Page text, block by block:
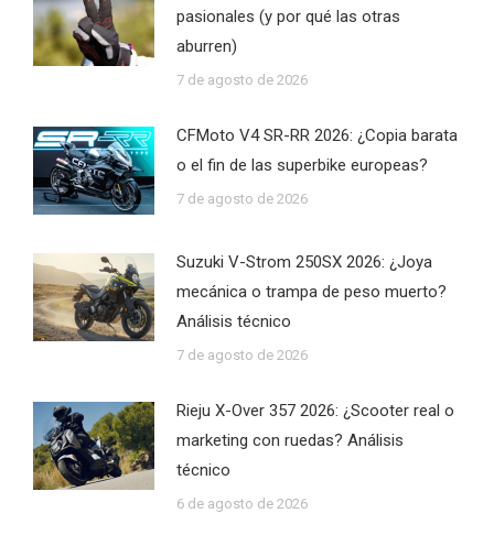
pasionales (y por qué las otras
aburren)
7 de agosto de 2026
CFMoto V4 SR-RR 2026: ¿Copia barata
o el fin de las superbike europeas?
7 de agosto de 2026
Suzuki V-Strom 250SX 2026: ¿Joya
mecánica o trampa de peso muerto?
Análisis técnico
7 de agosto de 2026
Rieju X-Over 357 2026: ¿Scooter real o
marketing con ruedas? Análisis
técnico
6 de agosto de 2026